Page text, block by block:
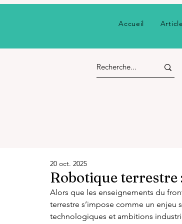
Accueil
Robotique terrestre
20 oct. 2025
Alors que les enseignements du
terrestre s’impose comme un enjeu
technologiques et ambitions